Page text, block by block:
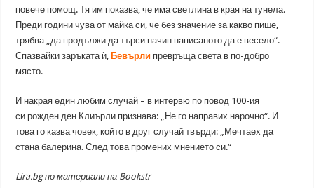
повече помощ. Тя им показва, че има светлина в края на тунела.
Преди години чува от майка си, че без значение за какво пише,
трябва „да продължи да търси начин написаното да е весело“.
Спазвайки заръката ѝ, Бевърли превръща света в по-добро
място.
И накрая един любим случай – в интервю по повод 100-ия
си рожден ден Клиърли признава: „Не го направих нарочно“. И
това го казва човек, който в друг случай твърди: „Мечтаех да
стана балерина. След това промених мнението си.“
Lira.bg по материали на Bookstr